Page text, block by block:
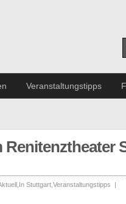
Veranstaltungstipps
Renitenztheater
In Stuttgart Veranstaltungstipps |